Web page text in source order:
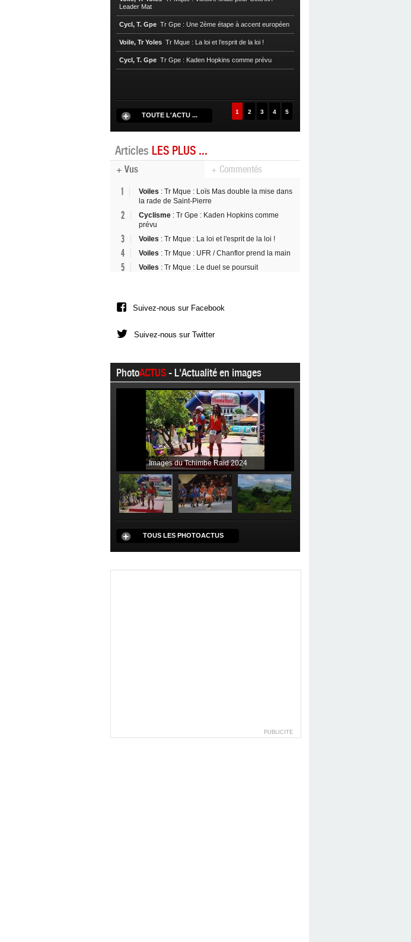
Leader Mat
Cycl, T. Gpe Tr Gpe : Une 2ème étape à accent européen
Voile, Tr Yoles Tr Mque : La loi et l’esprit de la loi !
Cycl, T. Gpe Tr Gpe : Kaden Hopkins comme prévu
TOUTE L'ACTU ... 1 2 3 4 5
Articles LES PLUS ...
+ Vus + Commentés
1 Voiles : Tr Mque : Loïs Mas double la mise dans
la rade de Saint-Pierre
2 Cyclisme : Tr Gpe : Kaden Hopkins comme
prévu
3 Voiles : Tr Mque : La loi et l'esprit de la loi !
4 Voiles : Tr Mque : UFR / Chanflor prend la main
5 Voiles : Tr Mque : Le duel se poursuit
Suivez-nous sur Facebook
Suivez-nous sur Twitter
PhotoACTUS- L'Actualité en images
Images du Tchimbe Raid 2024
TOUS LES PHOTOACTUS
PUBLICITE